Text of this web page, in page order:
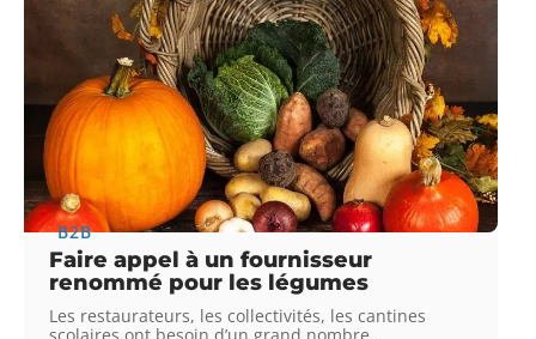
B2B
Faire appel à un fournisseur
renommé pour les légumes
Les restaurateurs, les collectivités, les cantines